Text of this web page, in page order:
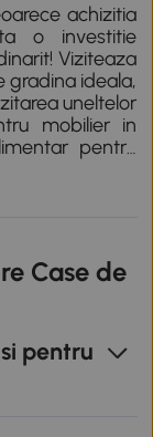
achizitia
o investitie
Viziteaza
gradina ideala,
uneltelor
mobilier in
pentru
Case de
pentru